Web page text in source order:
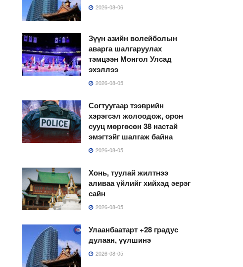
2026-08-06
Зүүн азийн волейболын
аварга шалгаруулах
тэмцээн Монгол Улсад
эхэллээ
2026-08-05
Согтуугаар тээврийн
хэрэгсэл жолоодож, орон
сууц мөргөсөн 38 настай
эмэгтэйг шалгаж байна
2026-08-05
Хонь, туулай жилтнээ
аливаа үйлийг хийхэд эерэг
сайн
2026-08-05
Улаанбаатарт +28 градус
дулаан, үүлшинэ
2026-08-05